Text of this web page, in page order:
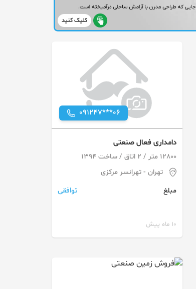
کلیک کنید
091247***06
دامداری فعال صنعتی
12800 متر / 2 اتاق / ساخت 1394
تهران - تهرانسر مرکزی
مبلغ
توافقی
10 ماه پیش